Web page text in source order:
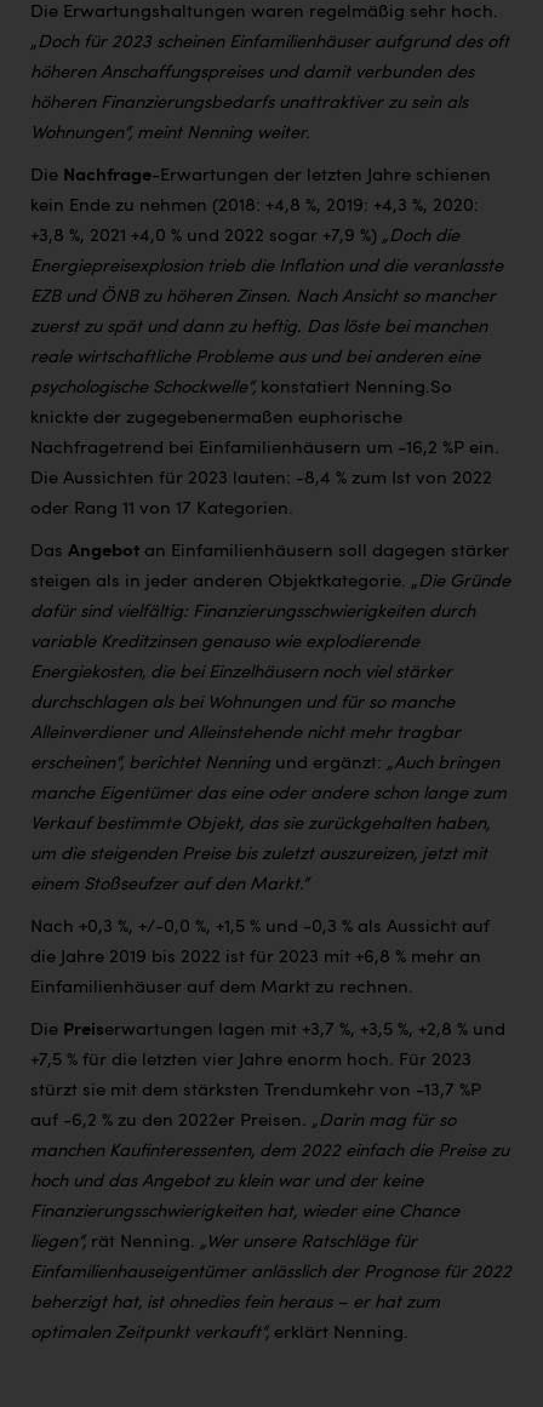
Die Erwartungshaltungen waren regelmäßig sehr hoch.
„Doch für 2023 scheinen Einfamilienhäuser aufgrund des oft
höheren Anschaffungspreises und damit verbunden des
höheren Finanzierungsbedarfs unattraktiver zu sein als
Wohnungen“, meint Nenning weiter.
Die Nachfrage-Erwartungen der letzten Jahre schienen
kein Ende zu nehmen (2018: +4,8 %, 2019: +4,3 %, 2020:
+3,8 %, 2021 +4,0 % und 2022 sogar +7,9 %) „Doch die
Energiepreisexplosion trieb die Inflation und die veranlasste
EZB und ÖNB zu höheren Zinsen. Nach Ansicht so mancher
zuerst zu spät und dann zu heftig. Das löste bei manchen
reale wirtschaftliche Probleme aus und bei anderen eine
psychologische Schockwelle“, konstatiert Nenning.So
knickte der zugegebenermaßen euphorische
Nachfragetrend bei Einfamilienhäusern um -16,2 %P ein.
Die Aussichten für 2023 lauten: -8,4 % zum Ist von 2022
oder Rang 11 von 17 Kategorien.
Das Angebot an Einfamilienhäusern soll dagegen stärker
steigen als in jeder anderen Objektkategorie. „Die Gründe
dafür sind vielfältig: Finanzierungsschwierigkeiten durch
variable Kreditzinsen genauso wie explodierende
Energiekosten, die bei Einzelhäusern noch viel stärker
durchschlagen als bei Wohnungen und für so manche
Alleinverdiener und Alleinstehende nicht mehr tragbar
erscheinen“, berichtet Nenning und ergänzt: „Auch bringen
manche Eigentümer das eine oder andere schon lange zum
Verkauf bestimmte Objekt, das sie zurückgehalten haben,
um die steigenden Preise bis zuletzt auszureizen, jetzt mit
einem Stoßseufzer auf den Markt.“
Nach +0,3 %, +/-0,0 %, +1,5 % und -0,3 % als Aussicht auf
die Jahre 2019 bis 2022 ist für 2023 mit +6,8 % mehr an
Einfamilienhäuser auf dem Markt zu rechnen.
Die Preiserwartungen lagen mit +3,7 %, +3,5 %, +2,8 % und
+7,5 % für die letzten vier Jahre enorm hoch. Für 2023
stürzt sie mit dem stärksten Trendumkehr von -13,7 %P
auf -6,2 % zu den 2022er Preisen. „Darin mag für so
manchen Kaufinteressenten, dem 2022 einfach die Preise zu
hoch und das Angebot zu klein war und der keine
Finanzierungsschwierigkeiten hat, wieder eine Chance
liegen“, rät Nenning. „Wer unsere Ratschläge für
Einfamilienhauseigentümer anlässlich der Prognose für 2022
beherzigt hat, ist ohnedies fein heraus – er hat zum
optimalen Zeitpunkt verkauft“, erklärt Nenning.